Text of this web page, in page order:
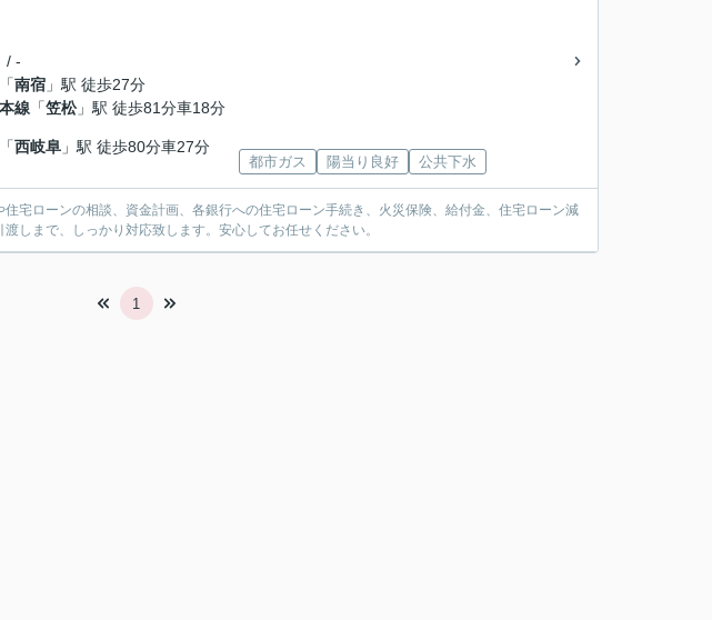
/ -
「南宿 」駅 徒歩27分
線 「笠松」駅 徒歩81分車18分
「西岐阜 」駅 徒歩80分車27分
都市ガス 陽当り良好 公共下水
宅ローンの相談、資金計画、各銀行への住宅ローン手続き、火災保険、給付金、住宅ローン減
しまで、しっかり対応致します。安心してお任せください。
1